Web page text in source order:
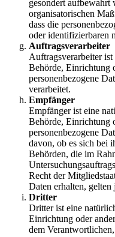
gesondert aufbewahrt
organisatorischen
dass die
oder identifizierbaren
Auftragsverarbeiter
Auftragsverarbeiter
Behörde, Einrichtung
personenbezogene
verarbeitet.
Empfänger
Empfänger ist eine
Behörde, Einrichtung
personenbezogene
davon, ob es sich bei
Behörden, die im
Recht der
Daten erhalten,
Dritter
Dritter ist eine
Einrichtung oder
dem